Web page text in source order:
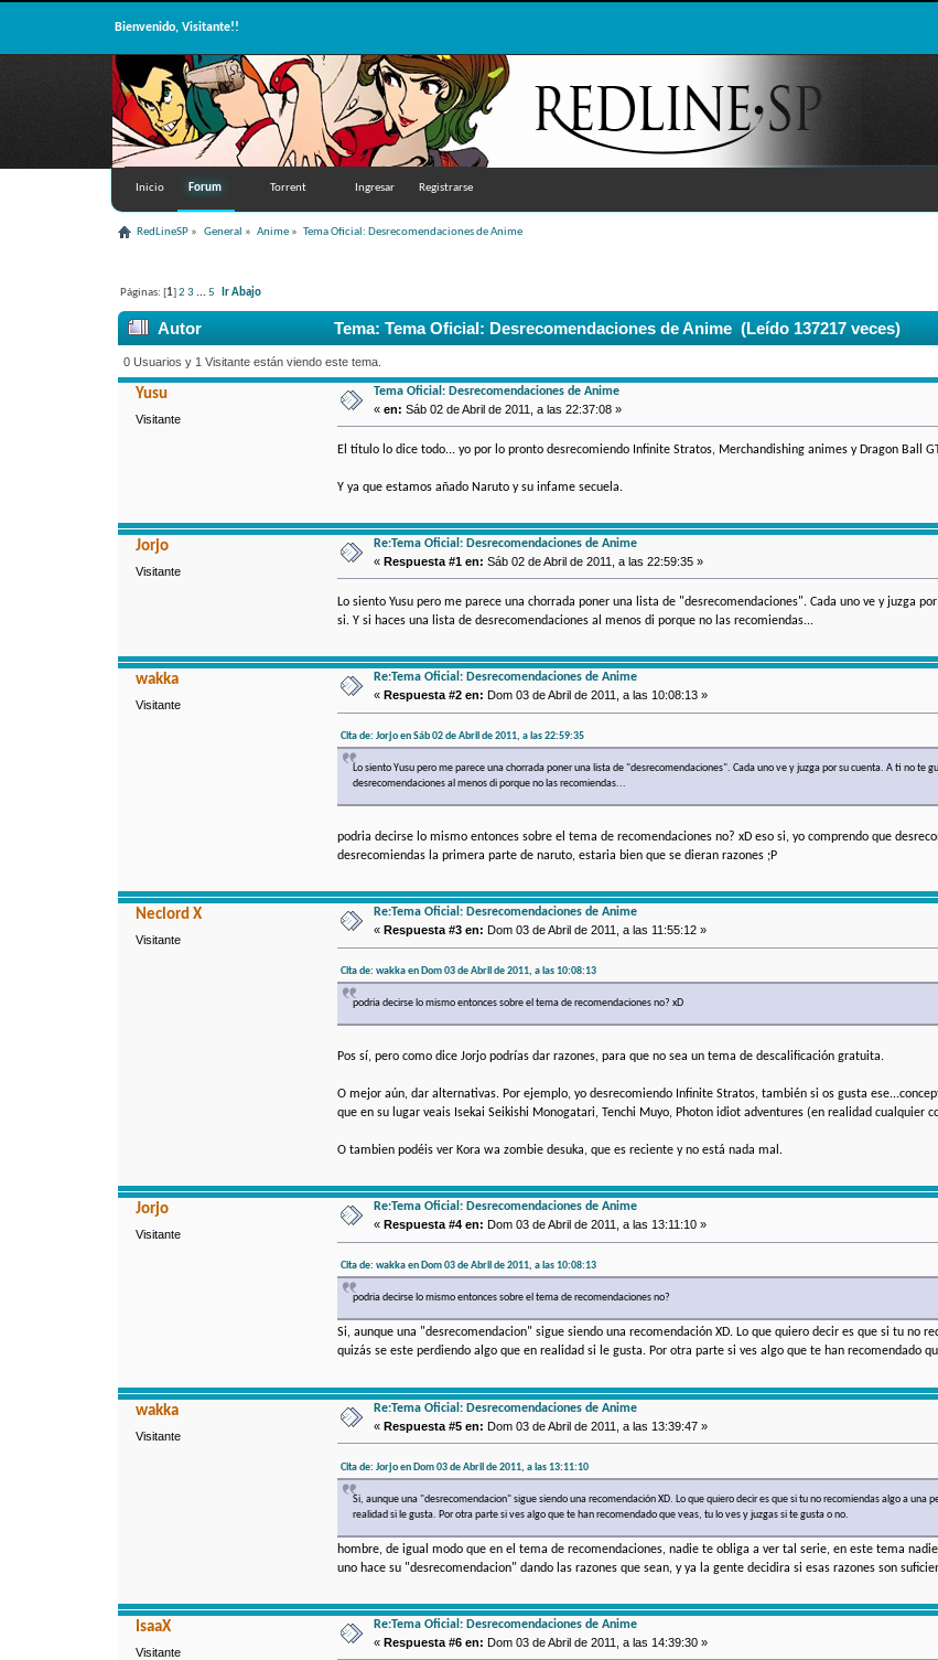
Bienvenido, Visitante!!
Inicio Forum Torrent Ingresar Registrarse
RedLineSP » General » Anime » Tema Oficial: Desrecomendaciones de Anime
Páginas: [ 1 ]2 3 ...5 Ir Abajo
Autor Tema: Tema Oficial: Desrecomendaciones de Anime (Leído 137217 veces)
0 Usuarios y 1 Visitante están viendo este tema.
Yusu
Visitante
Tema Oficial: Desrecomendaciones de Anime
« en: Sáb 02 de Abril de 2011, a las 22:37:08 »
El título lo dice todo... yo por lo pronto desrecomiendo Infinite Stratos, Merchandishing animes y Dragon Ball
Y ya que estamos añado Naruto y su infame secuela.
Jorjo
Visitante
Re:Tema Oficial: Desrecomendaciones de Anime
« Respuesta #1 en: Sáb 02 de Abril de 2011, a las 22:59:35 »
Lo siento Yusu pero me parece una chorrada poner una lista de "desrecomendaciones". Cada uno ve y juzga
si. Y si haces una lista de desrecomendaciones al menos di porque no las recomiendas...
wakka
Visitante
Re:Tema Oficial: Desrecomendaciones de Anime
« Respuesta #2 en: Dom 03 de Abril de 2011, a las 10:08:13 »
Cita de: Jorjo en Sáb 02 de Abril de 2011, a las 22:59:35
Lo siento Yusu pero me parece una chorrada poner una lista de "desrecomendaciones". Cada uno ve y juzga por su cuenta. A ti no te
desrecomendaciones al menos di porque no las recomiendas...
podria decirse lo mismo entonces sobre el tema de recomendaciones no? xD eso si, yo comprendo que
desrecomiendas la primera parte de naruto, estaria bien que se dieran razones ;P
Neclord X
Visitante
Re:Tema Oficial: Desrecomendaciones de Anime
« Respuesta #3 en: Dom 03 de Abril de 2011, a las 11:55:12 »
Cita de: wakka en Dom 03 de Abril de 2011, a las 10:08:13
podria decirse lo mismo entonces sobre el tema de recomendaciones no? xD
Pos sí, pero como dice Jorjo podrías dar razones, para que no sea un tema de descalificación gratuita.
O mejor aún, dar alternativas. Por ejemplo, yo desrecomiendo Infinite Stratos, también si os gusta
que en su lugar veais Isekai Seikishi Monogatari, Tenchi Muyo, Photon idiot adventures (en realidad cualquier
O tambien podéis ver Kora wa zombie desuka, que es reciente y no está nada mal.
Jorjo
Visitante
Re:Tema Oficial: Desrecomendaciones de Anime
« Respuesta #4 en: Dom 03 de Abril de 2011, a las 13:11:10 »
Cita de: wakka en Dom 03 de Abril de 2011, a las 10:08:13
podria decirse lo mismo entonces sobre el tema de recomendaciones no?
Si, aunque una "desrecomendacion" sigue siendo una recomendación XD. Lo que quiero decir es que si tu no
quizás se este perdiendo algo que en realidad si le gusta. Por otra parte si ves algo que te han recomendado
wakka
Visitante
Re:Tema Oficial: Desrecomendaciones de Anime
« Respuesta #5 en: Dom 03 de Abril de 2011, a las 13:39:47 »
Cita de: Jorjo en Dom 03 de Abril de 2011, a las 13:11:10
Si, aunque una "desrecomendacion" sigue siendo una recomendación XD. Lo que quiero decir es que si tu no recomiendas algo a una
realidad si le gusta. Por otra parte si ves algo que te han recomendado que veas, tu lo ves y juzgas si te gusta o no.
hombre, de igual modo que en el tema de recomendaciones, nadie te obliga a ver tal serie, en este tema
uno hace su "desrecomendacion" dando las razones que sean, y ya la gente decidira si esas razones son
IsaaX
Visitante
Re:Tema Oficial: Desrecomendaciones de Anime
« Respuesta #6 en: Dom 03 de Abril de 2011, a las 14:39:30 »